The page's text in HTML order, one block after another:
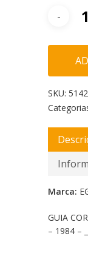
SKU:
Marca:
GUIA
– 1984 –